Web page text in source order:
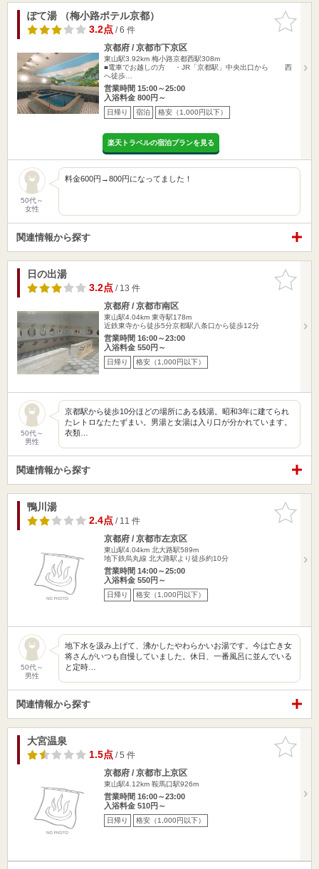
お気に入
りに追加
ぽて湯 （梅小路ポテル京都）
3.2点/ 6 件
京都府 / 京都市下京区
東山駅3.92km 梅小路京都西駅308m
■電車でお越しの方 ・JR「京都駅」中央出口から 西
へ徒歩…
営業時間 15:00～25:00
入浴料金 800円～
日帰り 宿泊 格安（1,000円以下）
楽天トラベルの宿泊プランを見る
50代～
女性
料金600円→800円になってました！
関連情報から探す
お気に入
りに追加
日の出湯
3.2点/ 13 件
京都府 / 京都市南区
東山駅4.04km 東寺駅178m
近鉄東寺から徒歩5分京都駅八条口から徒歩12分
営業時間 16:00～23:00
入浴料金 550円～
日帰り 格安（1,000円以下）
50代～
男性
京都駅から徒歩10分ほどの場所にある銭湯。昭和3年に建てられ
たレトロなたたずまい。男湯と女湯は入り口が分かれています。
衣類…
関連情報から探す
お気に入
りに追加
鴨川湯
2.4点/ 11 件
京都府 / 京都市左京区
東山駅4.04km 北大路駅589m
地下鉄烏丸線 北大路駅より徒歩約10分
営業時間 14:00～25:00
入浴料金 550円～
日帰り 格安（1,000円以下）
50代～
男性
地下水を汲み上げて、沸かしたやわらかいお湯です。今は亡き女
将さんがいつも自慢していました。休日、一番風呂に並んでいる
と定時…
関連情報から探す
お気に入
りに追加
大宮温泉
1.5点/ 5 件
京都府 / 京都市上京区
東山駅4.12km 鞍馬口駅926m
営業時間 16:00～23:00
入浴料金 510円～
日帰り 格安（1,000円以下）